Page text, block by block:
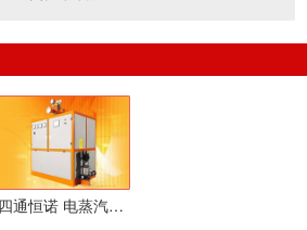
四通恒诺 电蒸汽发生器